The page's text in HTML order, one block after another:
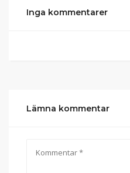
Inga kommentarer
Lämna kommentar